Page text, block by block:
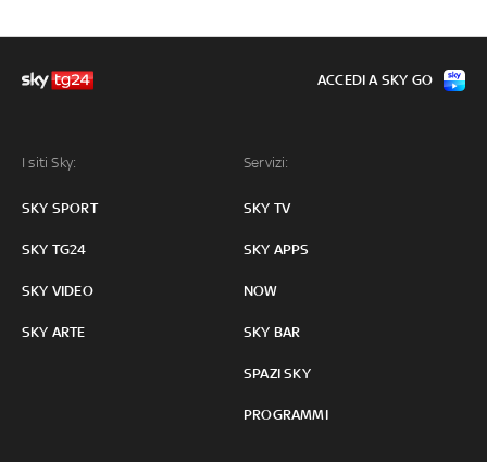
I siti Sky:
SKY SPORT
SKY TG24
SKY VIDEO
SKY ARTE
Servizi:
SKY TV
SKY APPS
NOW
SKY BAR
SPAZI SKY
PROGRAMMI
ACCEDI A SKY GO